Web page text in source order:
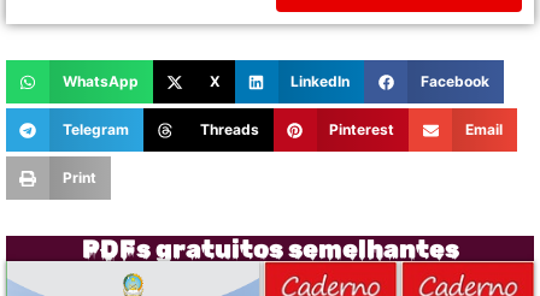
WhatsApp X LinkedIn Facebook
Telegram Threads Pinterest Email
Print
PDFs gratuitos semelhantes